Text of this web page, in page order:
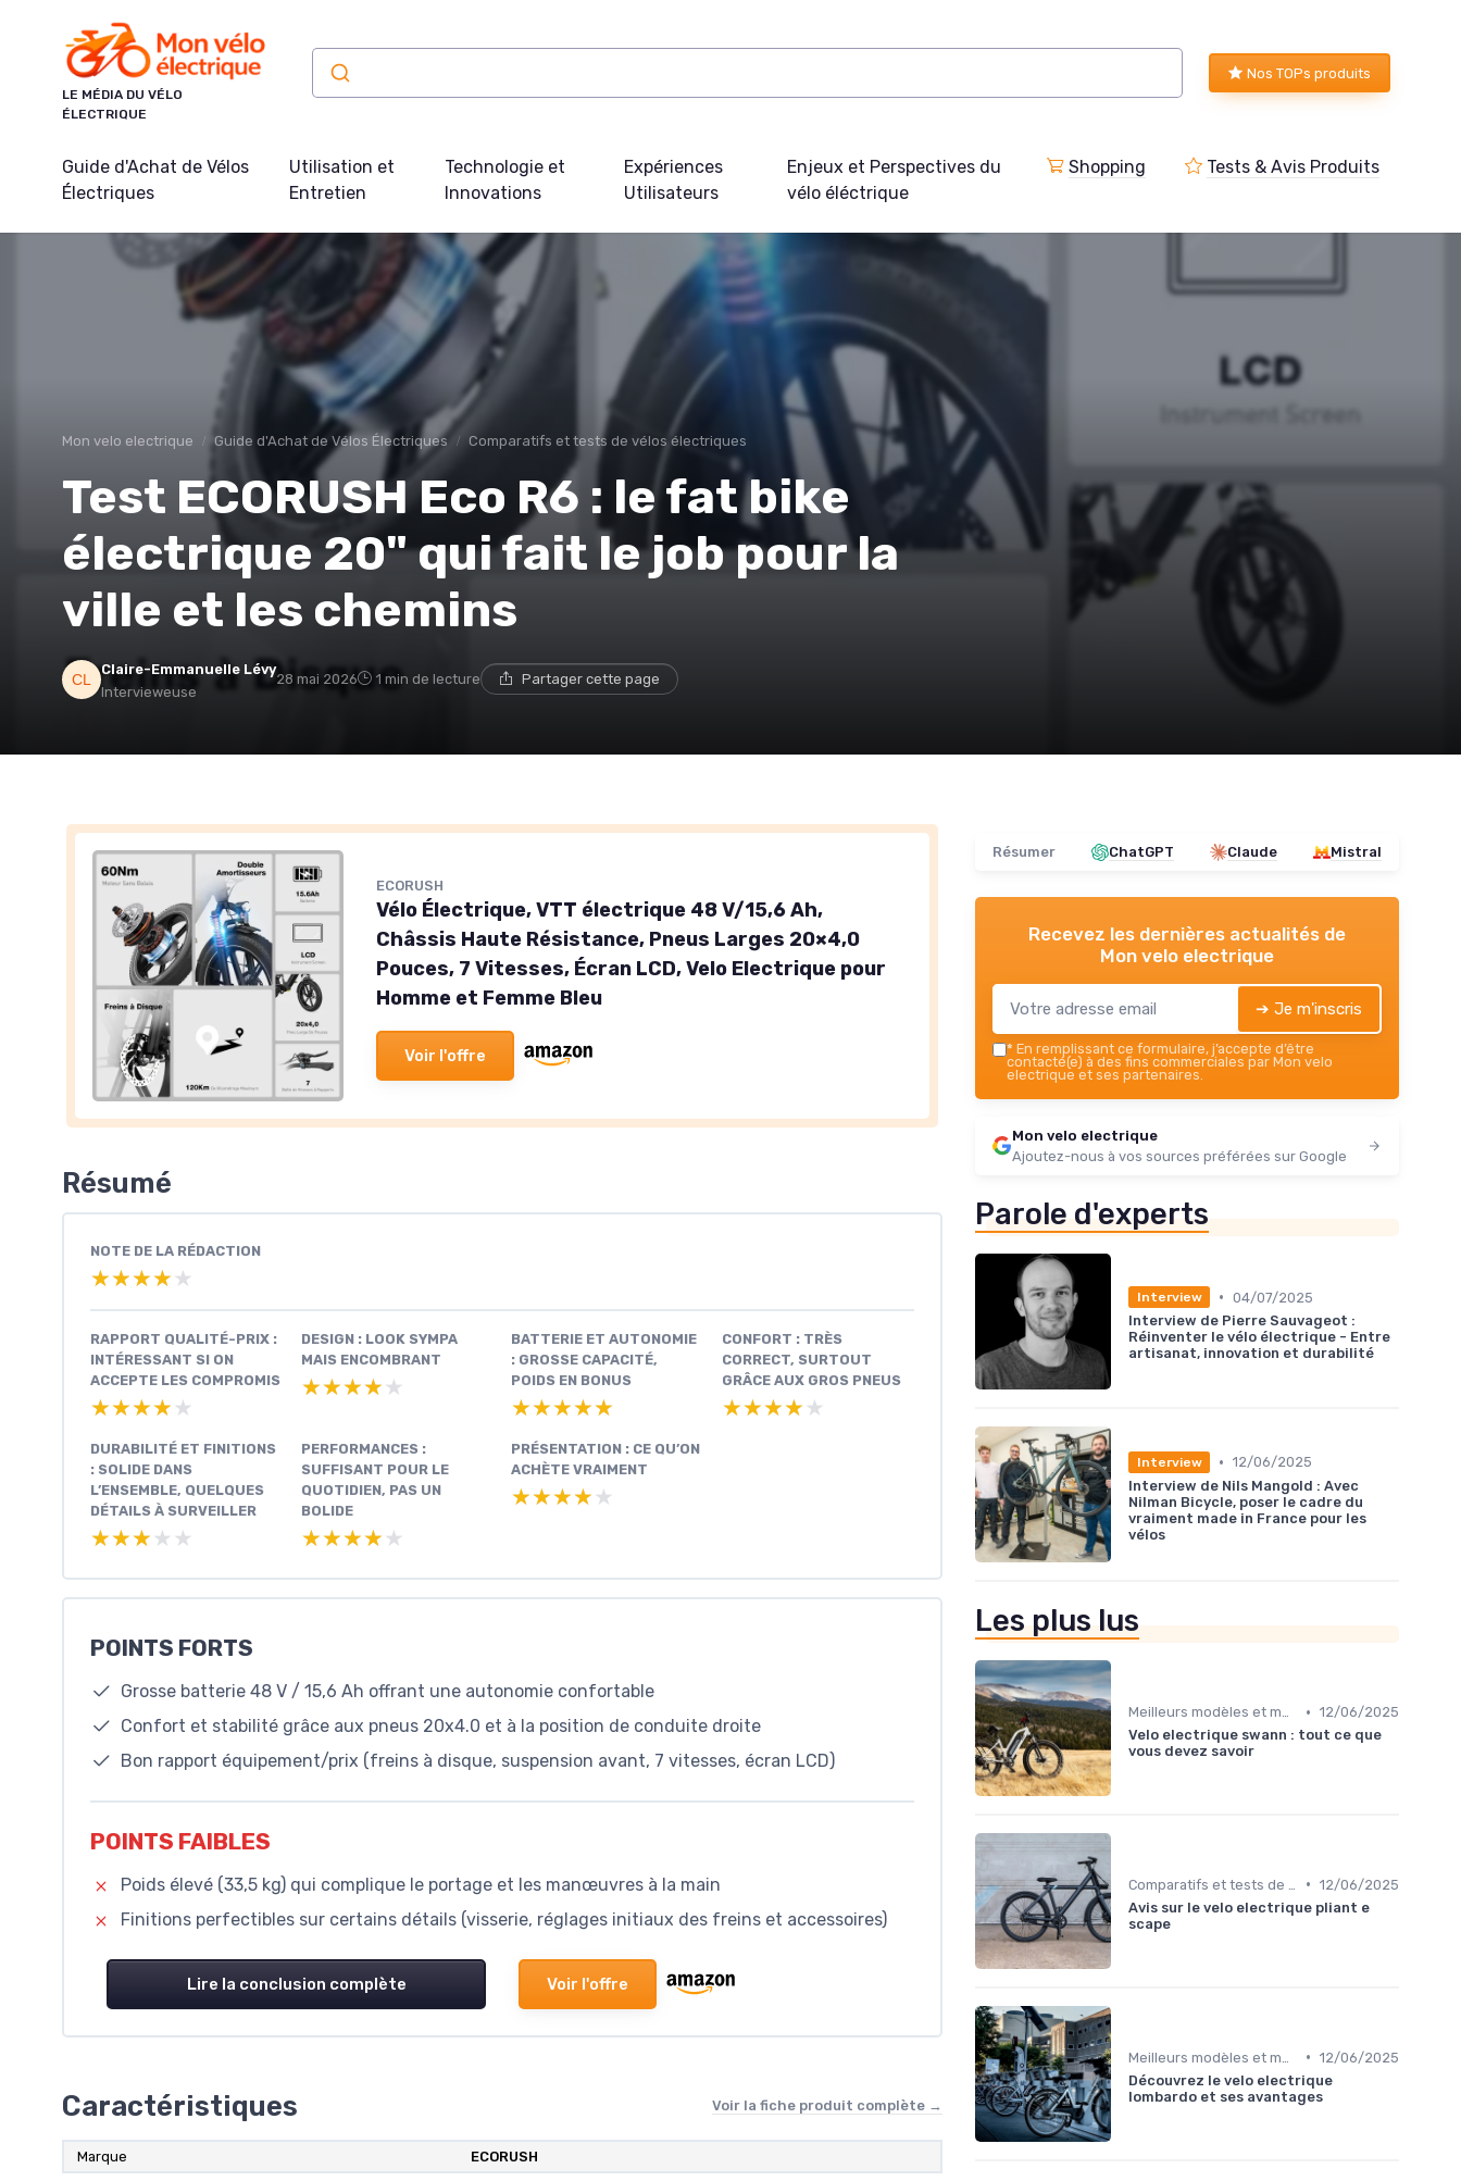
LE MÉDIA DU VÉLO
ÉLECTRIQUE
Nos TOPs produits
Guide d'Achat de Vélos
Électriques
Utilisation et
Entretien
Technologie et
Innovations
Expériences
Utilisateurs
Enjeux et Perspectives du
vélo éléctrique
Shopping Tests & Avis Produits
Mon velo electrique Guide d'Achat de Vélos Électriques Comparatifs et tests de vélos électriques
Test ECORUSH Eco R6 : le fat bike
électrique 20" qui fait le job pour la
ville et les chemins
Claire-Emmanuelle Lévy
Intervieweuse
28 mai 2026 1 min de lecture Partager cette page
ECORUSH
Vélo Électrique, VTT électrique 48 V/15,6 Ah,
Châssis Haute Résistance, Pneus Larges 20×4,0
Pouces, 7 Vitesses, Écran LCD, Velo Electrique pour
Homme et Femme Bleu
Voir l'offre
Résumé
NOTE DE LA RÉDACTION
★★★★★
★★★★★
RAPPORT QUALITÉ-PRIX :
INTÉRESSANT SI ON
ACCEPTE LES COMPROMIS
★★★★★
★★★★★
DESIGN : LOOK SYMPA
MAIS ENCOMBRANT
★★★★★
★★★★★
BATTERIE ET AUTONOMIE
: GROSSE CAPACITÉ,
POIDS EN BONUS
★★★★★
★★★★★
CONFORT : TRÈS
CORRECT, SURTOUT
GRÂCE AUX GROS PNEUS
★★★★★
★★★★★
DURABILITÉ ET FINITIONS
: SOLIDE DANS
L’ENSEMBLE, QUELQUES
DÉTAILS À SURVEILLER
★★★★★
★★★★★
PERFORMANCES :
SUFFISANT POUR LE
QUOTIDIEN, PAS UN
BOLIDE
★★★★★
★★★★★
PRÉSENTATION : CE QU’ON
ACHÈTE VRAIMENT
★★★★★
★★★★★
POINTS FORTS
Grosse batterie 48 V / 15,6 Ah offrant une autonomie confortable
Confort et stabilité grâce aux pneus 20x4.0 et à la position de conduite droite
Bon rapport équipement/prix (freins à disque, suspension avant, 7 vitesses, écran LCD)
POINTS FAIBLES
Poids élevé (33,5 kg) qui complique le portage et les manœuvres à la main
Finitions perfectibles sur certains détails (visserie, réglages initiaux des freins et accessoires)
Lire la conclusion complète Voir l'offre
Caractéristiques Voir la fiche produit complète →
Marque ECORUSH
Résumer ChatGPT Claude Mistral
Recevez les dernières actualités de
Mon velo electrique
➔ Je m'inscris
* En remplissant ce formulaire, j’accepte d’être
contacté(e) à des fins commerciales par Mon velo
electrique et ses partenaires.
Mon velo electrique
Ajoutez-nous à vos sources préférées sur Google
Parole d'experts
Interview • 04/07/2025
Interview de Pierre Sauvageot :
Réinventer le vélo électrique - Entre
artisanat, innovation et durabilité
Interview • 12/06/2025
Interview de Nils Mangold : Avec
Nilman Bicycle, poser le cadre du
vraiment made in France pour les
vélos
Les plus lus
Meilleurs modèles et marques • 12/06/2025
Velo electrique swann : tout ce que
vous devez savoir
• 12/06/2025
Avis sur le velo electrique pliant e
scape
• 12/06/2025
Découvrez le velo electrique
lombardo et ses avantages